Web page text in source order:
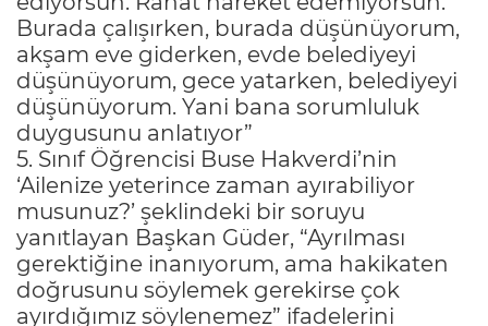
Burada çalışırken, burada düşünüyorum,
akşam eve giderken, evde belediyeyi
düşünüyorum, gece yatarken, belediyeyi
düşünüyorum. Yani bana sorumluluk
duygusunu anlatıyor”
5. Sınıf Öğrencisi Buse Hakverdi’nin
‘Ailenize yeterince zaman ayırabiliyor
musunuz?’ şeklindeki bir soruyu
yanıtlayan Başkan Güder, “Ayrılması
gerektiğine inanıyorum, ama hakikaten
doğrusunu söylemek gerekirse çok
ayırdığımız söylenemez” ifadelerini